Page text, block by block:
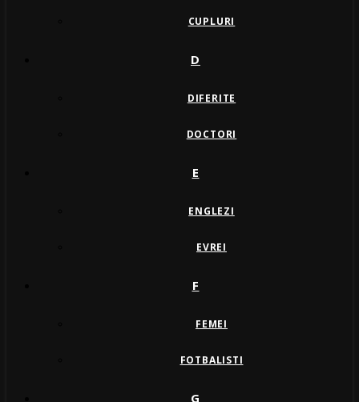
CUPLURI
D
DIFERITE
DOCTORI
E
ENGLEZI
EVREI
F
FEMEI
FOTBALISTI
G